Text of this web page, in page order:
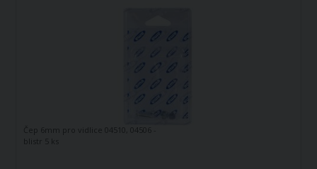
Čep 6mm pro vidlice 04510, 04506 -
blistr 5 ks